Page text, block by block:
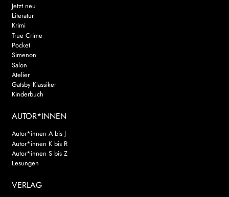
Jetzt neu
Literatur
Krimi
True Crime
Pocket
Simenon
Salon
Atelier
Gatsby Klassiker
Kinderbuch
AUTOR*INNEN
Autor*innen A bis J
Autor*innen K bis R
Autor*innen S bis Z
Lesungen
VERLAG